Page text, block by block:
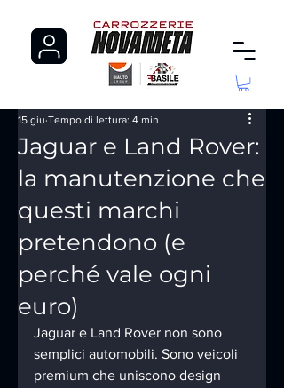
Jaguar e Land Rover:
la manutenzione che
questi marchi
pretendono (e
perché vale ogni
euro)
15 giu Tempo di lettura: 4 min
Jaguar e Land Rover non sono
semplici automobili. Sono veicoli
premium che uniscono design